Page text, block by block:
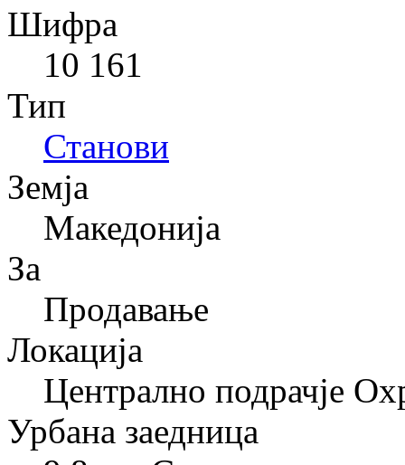
Шифра
10 161
Тип
Станови
Земја
Македонија
За
Продавање
Локација
Централно подрачје
Урбана заедница